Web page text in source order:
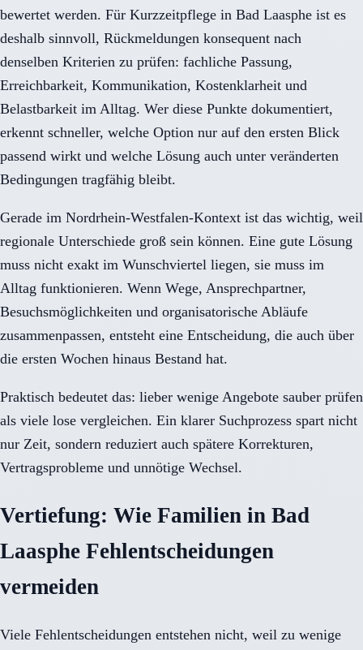
bewertet werden. Für Kurzzeitpflege in Bad Laasphe ist es
deshalb sinnvoll, Rückmeldungen konsequent nach
denselben Kriterien zu prüfen: fachliche Passung,
Erreichbarkeit, Kommunikation, Kostenklarheit und
Belastbarkeit im Alltag. Wer diese Punkte dokumentiert,
erkennt schneller, welche Option nur auf den ersten Blick
passend wirkt und welche Lösung auch unter veränderten
Bedingungen tragfähig bleibt.
Gerade im Nordrhein-Westfalen-Kontext ist das wichtig, weil
regionale Unterschiede groß sein können. Eine gute Lösung
muss nicht exakt im Wunschviertel liegen, sie muss im
Alltag funktionieren. Wenn Wege, Ansprechpartner,
Besuchsmöglichkeiten und organisatorische Abläufe
zusammenpassen, entsteht eine Entscheidung, die auch über
die ersten Wochen hinaus Bestand hat.
Praktisch bedeutet das: lieber wenige Angebote sauber prüfen
als viele lose vergleichen. Ein klarer Suchprozess spart nicht
nur Zeit, sondern reduziert auch spätere Korrekturen,
Vertragsprobleme und unnötige Wechsel.
Vertiefung: Wie Familien in Bad
Laasphe Fehlentscheidungen
vermeiden
Viele Fehlentscheidungen entstehen nicht, weil zu wenige